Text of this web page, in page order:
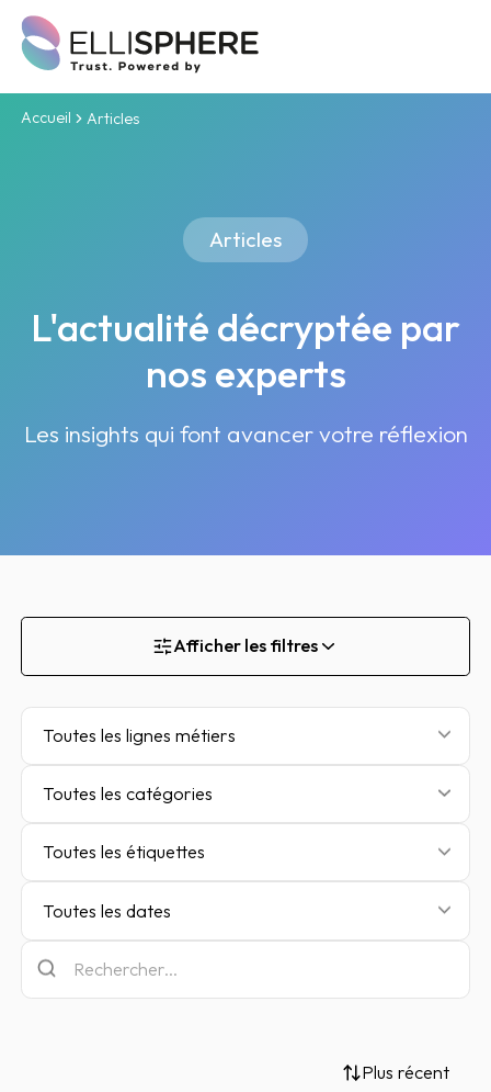
Accueil Articles
Articles
L'actualité décryptée par
nos experts
Les insights qui font avancer votre réflexion
Afficher les filtres
Toutes les lignes métiers
Toutes les catégories
Toutes les étiquettes
Toutes les dates
Plus récent